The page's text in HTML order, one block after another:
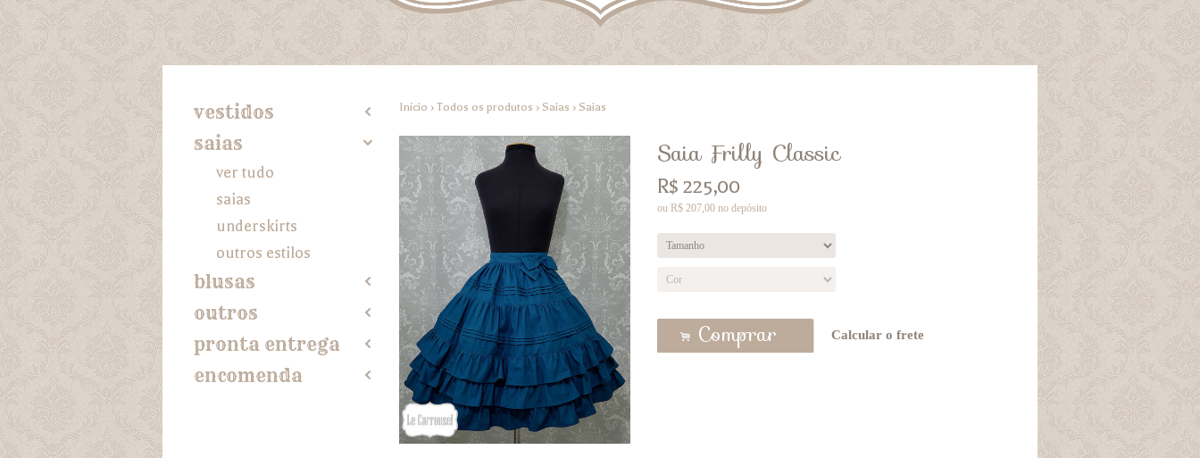
vestidos 2
saias 4
ver tudo
saias
underskirts
outros estilos
blusas 2
outros 2
pronta entrega 2
encomenda 2
Início › Todos os produtos › Saias › Saias
Saia Frilly Classic
R$ 225,00
ou R$ 207,00 no depósito
. Comprar Calcular o frete